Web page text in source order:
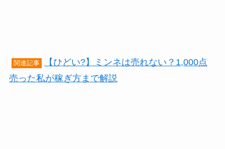
関連記事
【ひどい?】ミンネは売れない？1,000点
売った私が稼ぎ方まで解説